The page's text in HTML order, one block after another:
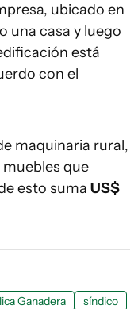
ubicado en
una casa y luego
está
con el
maquinaria rural,
muebles que
esto suma US$
Ganadera
síndico